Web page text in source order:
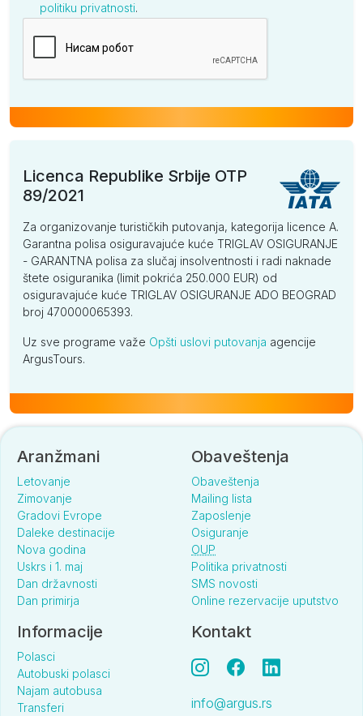
politiku privatnosti.
Licenca Republike Srbije OTP
89/2021
Za organizovanje turističkih putovanja, kategorija licence A.
Garantna polisa osiguravajuće kuće TRIGLAV OSIGURANJE
- GARANTNA polisa za slučaj insolventnosti i radi naknade
štete osiguranika (limit pokrića 250.000 EUR) od
osiguravajuće kuće TRIGLAV OSIGURANJE ADO BEOGRAD
broj 470000065393.
Uz sve programe važe Opšti uslovi putovanja agencije
ArgusTours.
Aranžmani
Letovanje
Zimovanje
Gradovi Evrope
Daleke destinacije
Nova godina
Uskrs i 1. maj
Dan državnosti
Dan primirja
Obaveštenja
Obaveštenja
Mailing lista
Zaposlenje
Osiguranje
OUP
Politika privatnosti
SMS novosti
Online rezervacije uputstvo
Informacije
Polasci
Autobuski polasci
Najam autobusa
Transferi
Kontakt
info@argus.rs